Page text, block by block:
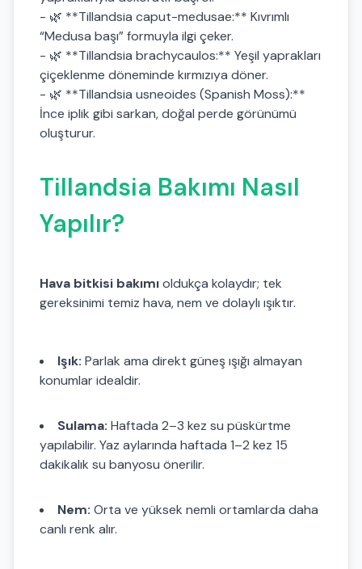
- 🌿 **Tillandsia caput-medusae:** Kıvrımlı
“Medusa başı” formuyla ilgi çeker.
- 🌿 **Tillandsia brachycaulos:** Yeşil yaprakları
çiçeklenme döneminde kırmızıya döner.
- 🌿 **Tillandsia usneoides (Spanish Moss):**
İnce iplik gibi sarkan, doğal perde görünümü
oluşturur.
Tillandsia Bakımı Nasıl
Yapılır?
Hava bitkisi bakımıoldukça kolaydır; tek
gereksinimi temiz hava, nem ve dolaylı ışıktır.
Işık: Parlak ama direkt güneş ışığı almayan
konumlar idealdir.
Sulama: Haftada 2–3 kez su püskürtme
yapılabilir. Yaz aylarında haftada 1–2 kez 15
dakikalık su banyosu önerilir.
Nem: Orta ve yüksek nemli ortamlarda daha
canlı renk alır.